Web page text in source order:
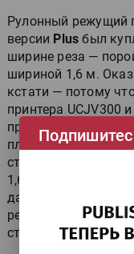
Рулонный режущий
версии Plusбыл
ширине реза —
шириной 1,6 м.
кстати — потому
принтера UCJV300
примерно в два
плоттерной резке.
стикеры и
1,6 м. Плоттер
даже при его
резку. А скорости
страшно стоять, с